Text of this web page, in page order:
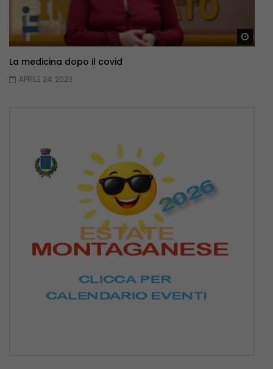
La medicina dopo il covid
APRILE 24, 2023